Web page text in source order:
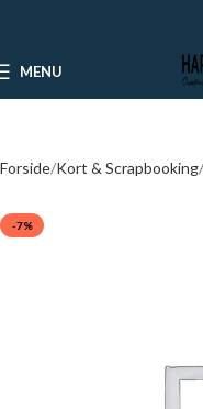
MENU
Forside Kort & Scrapbooking
-7%